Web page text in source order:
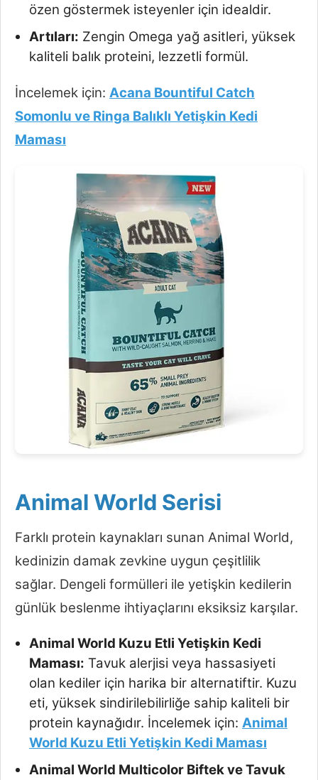
özen göstermek isteyenler için idealdir.
Artıları: Zengin Omega yağ asitleri, yüksek
kaliteli balık proteini, lezzetli formül.
İncelemek için: Acana Bountiful Catch
Somonlu ve Ringa Balıklı Yetişkin Kedi
Maması
Animal World Serisi
Farklı protein kaynakları sunan Animal World,
kedinizin damak zevkine uygun çeşitlilik
sağlar. Dengeli formülleri ile yetişkin kedilerin
günlük beslenme ihtiyaçlarını eksiksiz karşılar.
Animal World Kuzu Etli Yetişkin Kedi
Maması: Tavuk alerjisi veya hassasiyeti
olan kediler için harika bir alternatiftir. Kuzu
eti, yüksek sindirilebilirliğe sahip kaliteli bir
protein kaynağıdır. İncelemek için: Animal
World Kuzu Etli Yetişkin Kedi Maması
Animal World Multicolor Biftek ve Tavuk